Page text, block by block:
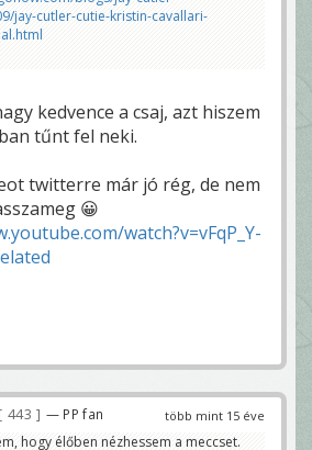
jay-cutler-cutie-kristin-cavallari-
kedvence a csaj, azt hiszem
tűnt fel neki.
twitterre már jó rég, de nem
😀
watch?v=vFqP_Y-
több mint 15 éve
443 — PP fan
hogy élőben nézhessem a meccset.